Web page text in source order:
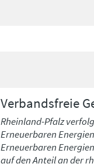
Verbandsfreie
Rheinland-Pfalz
Erneuerbaren
Erneuerbaren
auf den Anteil an der